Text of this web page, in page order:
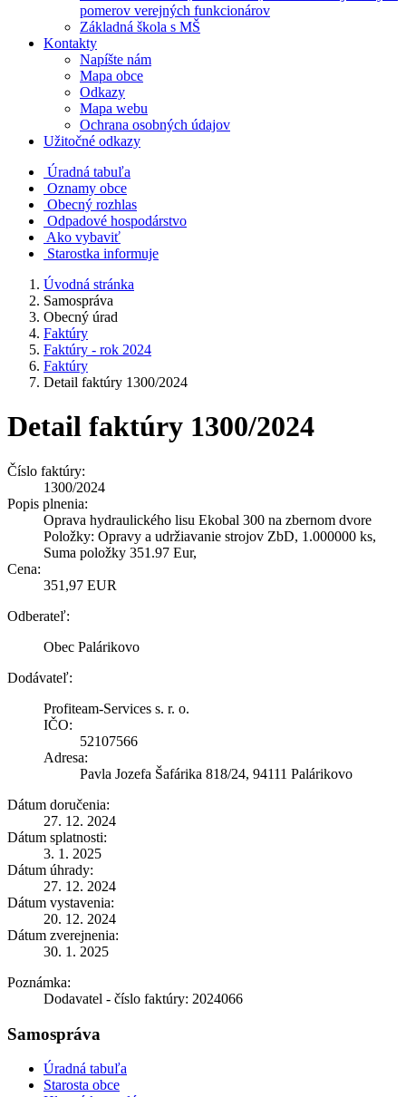
pomerov verejných funkcionárov
Základná škola s MŠ
Kontakty
Napíšte nám
Mapa obce
Odkazy
Mapa webu
Ochrana osobných údajov
Užitočné odkazy
Úradná tabuľa
Oznamy obce
Obecný rozhlas
Odpadové hospodárstvo
Ako vybaviť
Starostka informuje
Úvodná stránka
Samospráva
Obecný úrad
Faktúry
Faktúry - rok 2024
Faktúry
Detail faktúry 1300/2024
Detail faktúry 1300/2024
Číslo faktúry:
1300/2024
Popis plnenia:
Oprava hydraulického lisu Ekobal 300 na zbernom dvore
Položky: Opravy a udržiavanie strojov ZbD, 1.000000 ks,
Suma položky 351.97 Eur,
Cena:
351,97 EUR
Odberateľ:
Obec Palárikovo
Dodávateľ:
Profiteam-Services s. r. o.
IČO:
52107566
Adresa:
Pavla Jozefa Šafárika 818/24, 94111 Palárikovo
Dátum doručenia:
27. 12. 2024
Dátum splatnosti:
3. 1. 2025
Dátum úhrady:
27. 12. 2024
Dátum vystavenia:
20. 12. 2024
Dátum zverejnenia:
30. 1. 2025
Poznámka:
Dodavatel - číslo faktúry: 2024066
Samospráva
Úradná tabuľa
Starosta obce